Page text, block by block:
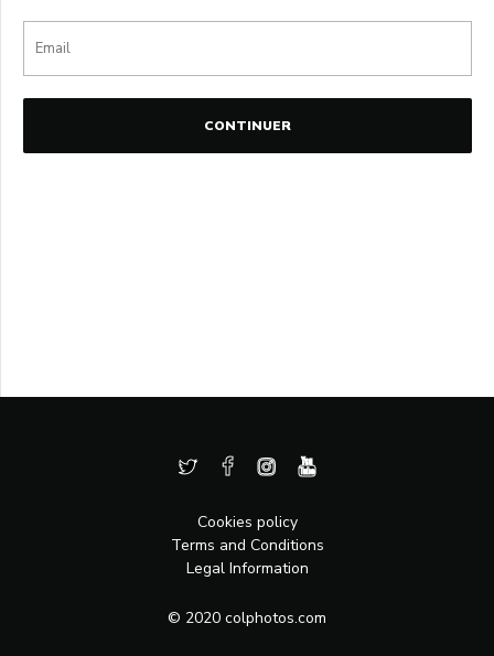
CONTINUER
Cookies policy
Terms and Conditions
Legal Information
© 2020 colphotos.com